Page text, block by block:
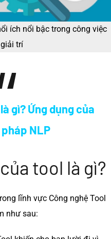
ích nổi bậc trong công việc
trí
gì? Ứng dụng của
NLP
tool là gì?
lĩnh vực Công nghệ Tool
như sau: